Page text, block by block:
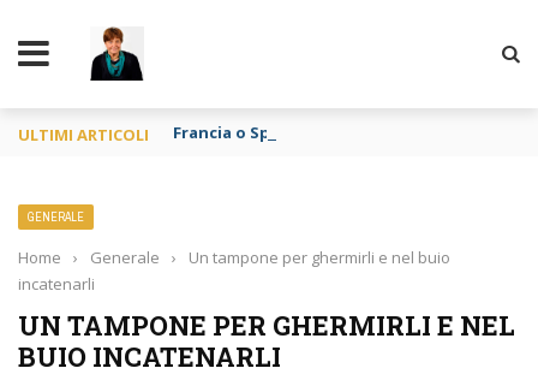
ULTIMI ARTICOLI Francia o Spagna purché si mangi
GENERALE
Home › Generale ›
Un tampone per ghermirli e nel buio
incatenarli
UN TAMPONE PER GHERMIRLI E NEL
BUIO INCATENARLI